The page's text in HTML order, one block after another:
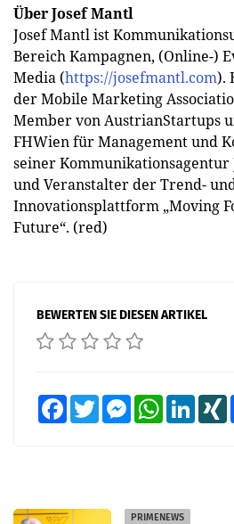
Über Josef Mantl
Josef Mantl ist
Bereich Kampagnen, (Online-)
Media (https://josefmantl.com).
der Mobile Marketing
Member von AustrianStartups
FHWien für Management und
seiner Kommunikationsagentur
und Veranstalter der Trend-
Innovationsplattform „Moving
Future“. (red)
BEWERTEN SIE DIESEN ARTIKEL
FacebookTwitter MessengerWhatsAppLinkedIn
PRIMENEWS